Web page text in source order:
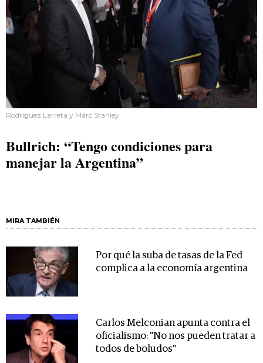
Rodriguez Larreta y Marc Stanley
Bullrich: “Tengo condiciones para
manejar la Argentina”
MIRA TAMBIÉN
Por qué la suba de tasas de la Fed
complica a la economía argentina
Carlos Melconian apunta contra el
oficialismo: "No nos pueden tratar a
todos de boludos"